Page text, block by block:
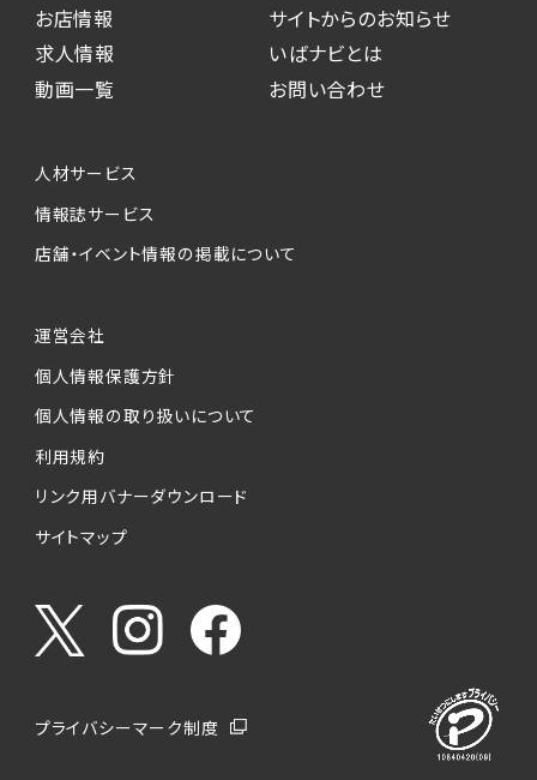
お店情報
求人情報
動画一覧
サイトからのお知らせ
いばナビとは
お問い合わせ
人材サービス
情報誌サービス
店舗・イベント情報の掲載について
運営会社
個人情報保護方針
個人情報の取り扱いについて
利用規約
リンク用バナーダウンロード
サイトマップ
プライバシーマーク制度